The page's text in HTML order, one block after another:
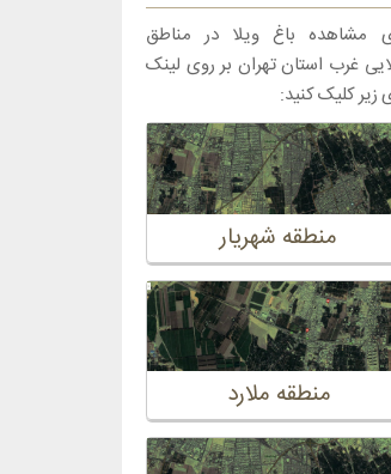
مشاهده باغ ویلا در مناطق
غرب استان تهران بر روی لینک
زیر کلیک کنید:
منطقه شهریار
منطقه ملارد